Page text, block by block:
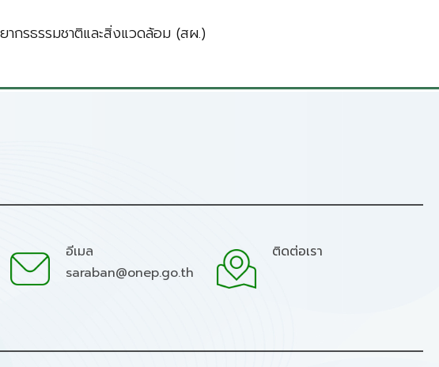
กรธรรมชาติและสิ่งแวดล้อม (สผ.)
อีเมล
saraban@onep.go.th
ติดต่อเรา